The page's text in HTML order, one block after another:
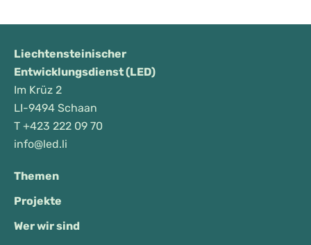
Liechtensteinischer
Entwicklungsdienst (LED)
Im Krüz 2
LI-9494 Schaan
T +423 222 09 70
info@led.li
Themen
Projekte
Wer wir sind